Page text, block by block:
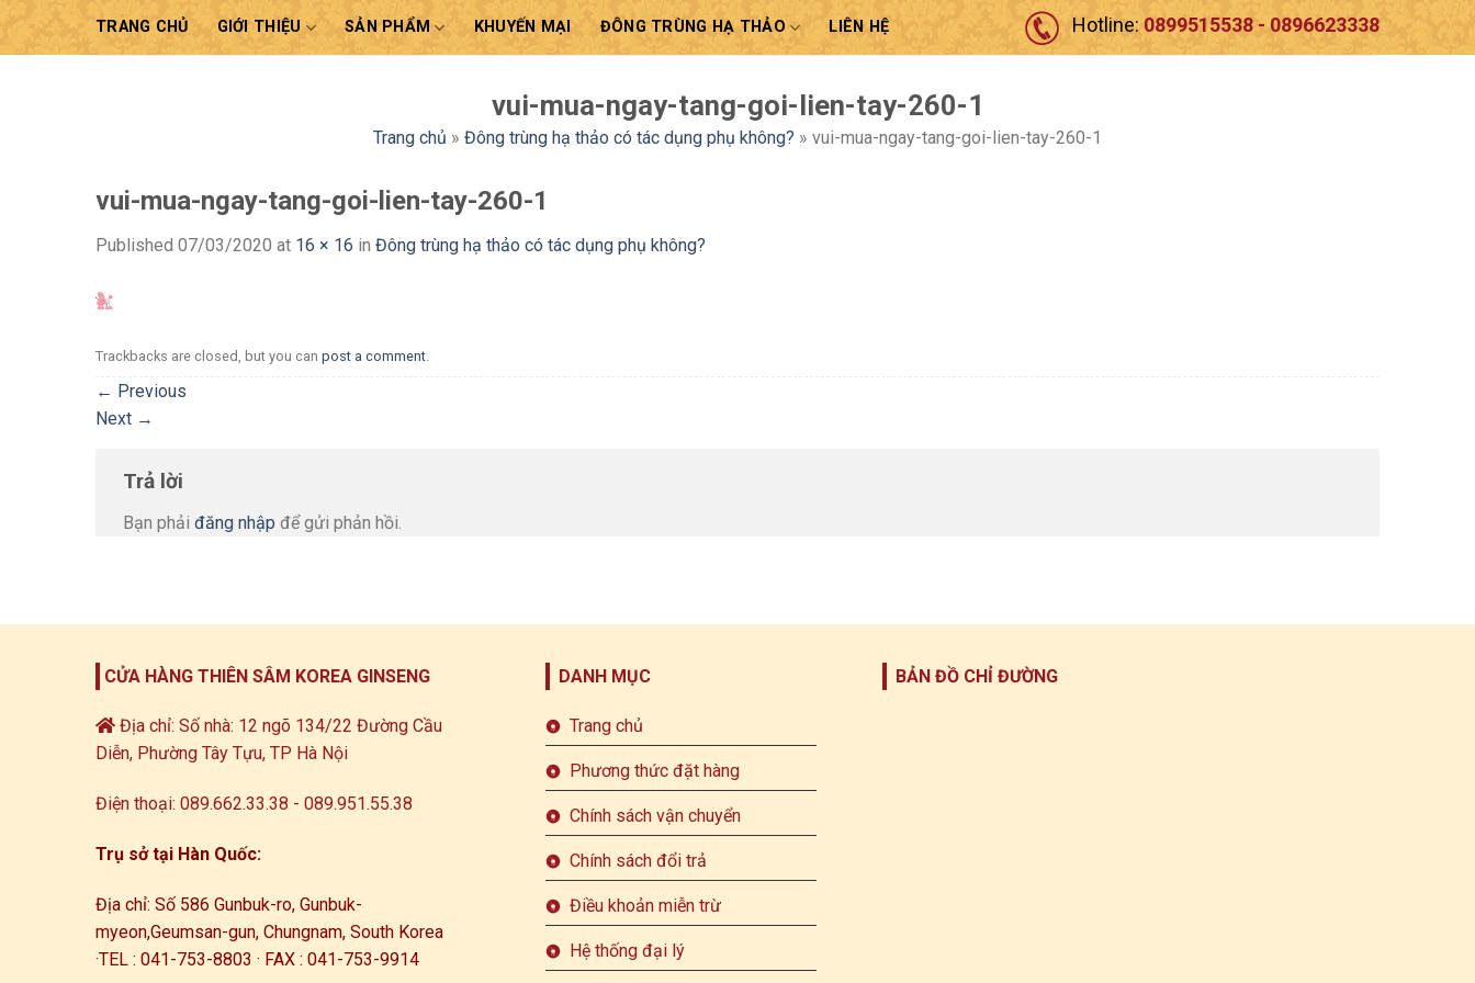
Skip
TRANG CHỦ GIỚI THIỆU SẢN PHẨM KHUYẾN MẠI ĐÔNG TRÙNG HẠ THẢO LIÊN HỆ Hotline: 0899515538 - 0896623338
vui-mua-ngay-tang-goi-lien-tay-260-1
Trang chủ » Đông trùng hạ thảo có tác dụng phụ không? » vui-mua-ngay-tang-goi-lien-tay-260-1
vui-mua-ngay-tang-goi-lien-tay-260-1
Published 07/03/2020 at 16 × 16 in Đông trùng hạ thảo có tác dụng phụ không?
Trackbacks are closed, but you can post a comment.
← Previous
Next →
Trả lời
Bạn phải đăng nhập để gửi phản hồi.
CỬA HÀNG THIÊN SÂM KOREA GINSENG
Địa chỉ: Số nhà: 12 ngõ 134/22 Đường Cầu
Diễn, Phường Tây Tựu, TP Hà Nội
Điện thoại: 089.662.33.38 - 089.951.55.38
Trụ sở tại Hàn Quốc:
Địa chỉ: Số 586 Gunbuk-ro, Gunbuk-
myeon,Geumsan-gun, Chungnam, South Korea
·TEL : 041-753-8803 · FAX : 041-753-9914
DANH MỤC
Trang chủ
Phương thức đặt hàng
Chính sách vận chuyển
Chính sách đổi trả
Điều khoản miễn trừ
Hệ thống đại lý
BẢN ĐỒ CHỈ ĐƯỜNG